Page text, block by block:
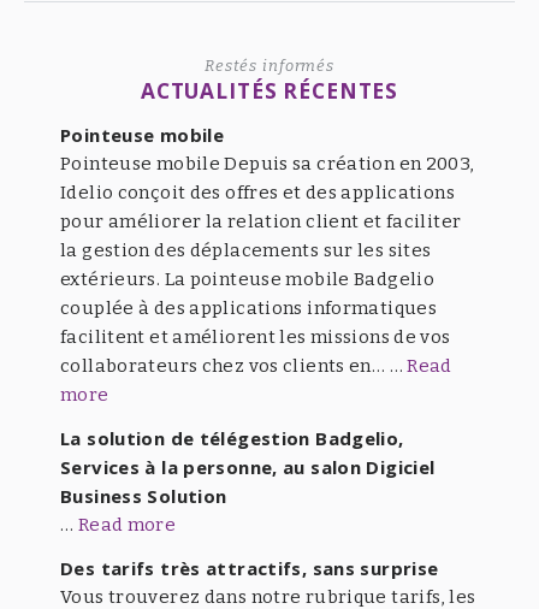
Restés informés
ACTUALITÉS RÉCENTES
Pointeuse mobile
Pointeuse mobile Depuis sa création en 2003,
Idelio conçoit des offres et des applications
pour améliorer la relation client et faciliter
la gestion des déplacements sur les sites
extérieurs. La pointeuse mobile Badgelio
couplée à des applications informatiques
facilitent et améliorent les missions de vos
collaborateurs chez vos clients en… …Read
more
La solution de télégestion Badgelio,
Services à la personne, au salon Digiciel
Business Solution
… Read more
Des tarifs très attractifs, sans surprise
Vous trouverez dans notre rubrique tarifs, les